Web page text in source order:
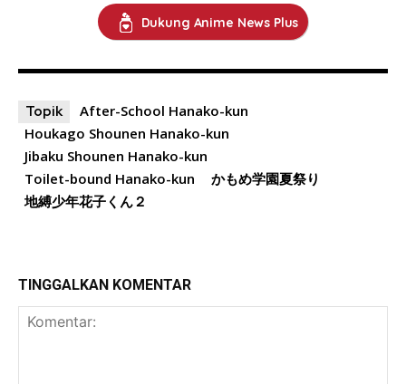
Dukung Anime News Plus
Topik
After-School Hanako-kun
Houkago Shounen Hanako-kun
Jibaku Shounen Hanako-kun
Toilet-bound Hanako-kun
かもめ学園夏祭り
地縛少年花子くん２
TINGGALKAN KOMENTAR